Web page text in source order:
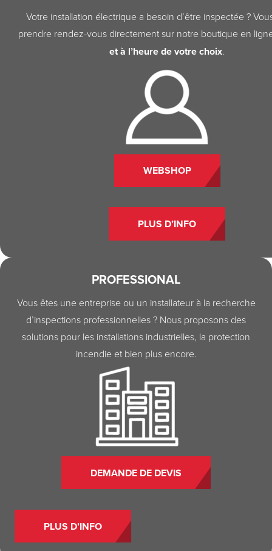
Votre installation électrique a besoin d’être inspectée ?
prendre rendez-vous directement sur notre boutique en
et à l’heure de votre choix.
WEBSHOP
PLUS D’INFO
PROFESSIONAL
Vous êtes une entreprise ou un installateur à la recherche
d’inspections professionnelles ? Nous proposons des
solutions pour les installations industrielles, la protection
incendie et bien plus encore.
DEMANDE DE DEVIS
PLUS D’INFO